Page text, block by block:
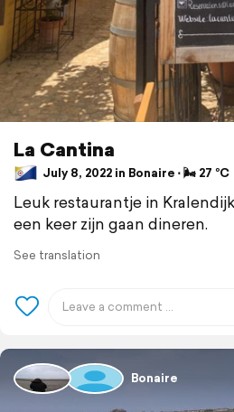
La Cantina
July 8, 2022 in Bonaire ⋅ 🌬 27 °C
Leuk restaurantje in
een keer zijn gaan dineren.
See translation
Bonaire